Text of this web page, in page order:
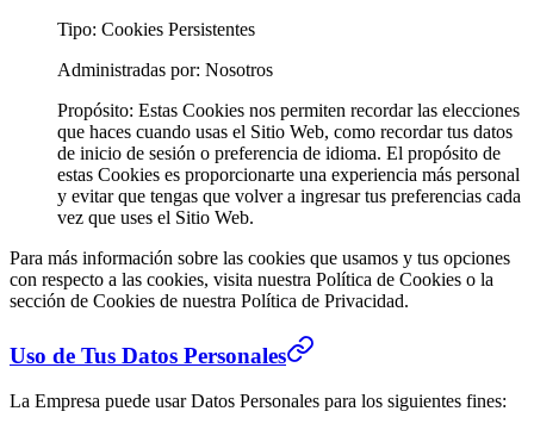
Tipo: Cookies Persistentes
Administradas por: Nosotros
Propósito: Estas Cookies nos permiten recordar las elecciones
que haces cuando usas el Sitio Web, como recordar tus datos
de inicio de sesión o preferencia de idioma. El propósito de
estas Cookies es proporcionarte una experiencia más personal
y evitar que tengas que volver a ingresar tus preferencias cada
vez que uses el Sitio Web.
Para más información sobre las cookies que usamos y tus opciones
con respecto a las cookies, visita nuestra Política de Cookies o la
sección de Cookies de nuestra Política de Privacidad.
Uso de Tus Datos Personales
La Empresa puede usar Datos Personales para los siguientes fines: